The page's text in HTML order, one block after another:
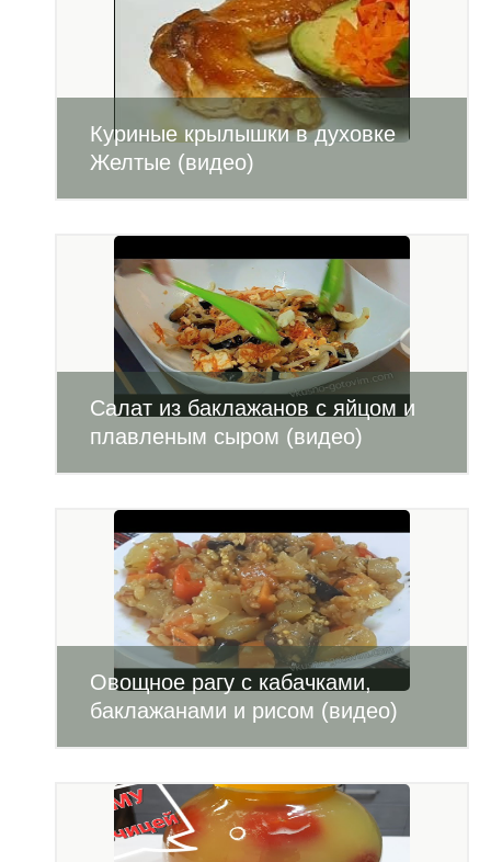
Куриные крылышки в духовке
Желтые (видео)
Салат из баклажанов с яйцом и
плавленым сыром (видео)
Овощное рагу с кабачками,
баклажанами и рисом (видео)